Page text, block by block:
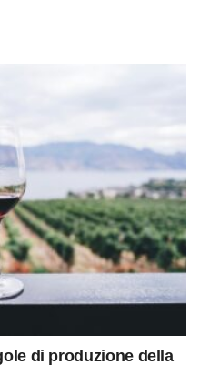
di produzione della